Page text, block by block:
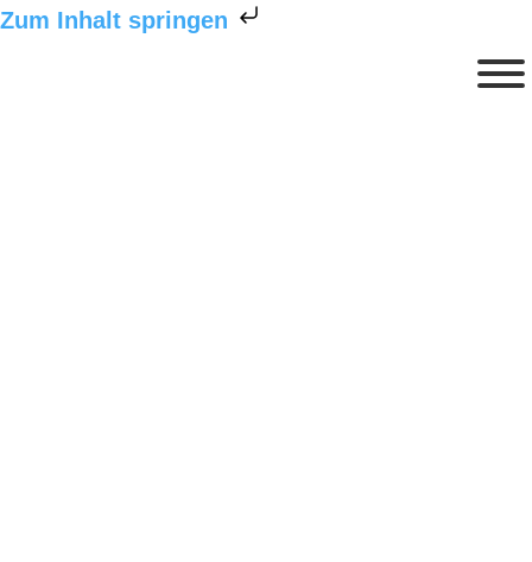
Zum Inhalt springen